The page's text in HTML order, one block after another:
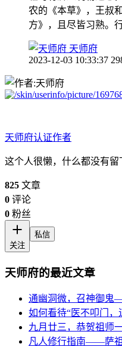
农的《本草》，王叔
方》，且尽皆习熟。
天师府
2023-12-03 10:33:37
天师府认证作者
这个人很懒，什么都没有留
825 文章
0 评论
0 粉丝
关注
私信
天师府的最近文章
通幽洞微，召神御
如何看待“医不叩门，
九月廿三，恭贺祖师
凡人修行指南——萨